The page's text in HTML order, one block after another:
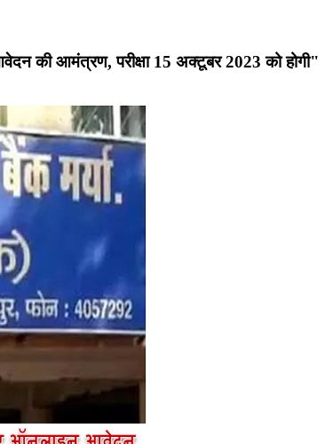
की आमंत्रण, परीक्षा 15 अक्टूबर 2023 को होगी"